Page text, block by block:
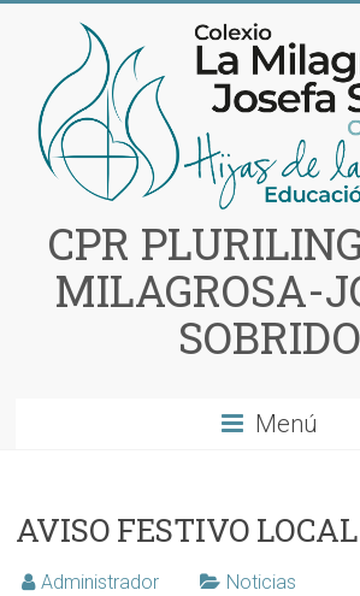
contenido
CPR
MILAGROSA-
SOBRIDO
Menú
AVISO FESTIVO LOCAL
Administrador Noticias